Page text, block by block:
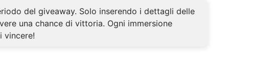
del giveaway. Solo inserendo i dettagli delle
una chance di vittoria. Ogni immersione
vincere!